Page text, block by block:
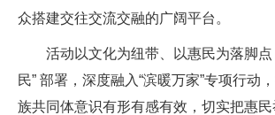
众搭建交往交流交融的广阔平台。
活动以文化为纽带、以惠民为落脚点
民” 部署，深度融入“滨暖万家”专项行动
族共同体意识有形有感有效，切实把惠